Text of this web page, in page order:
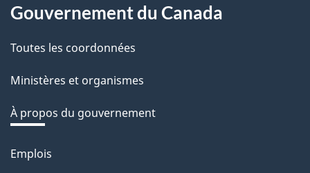
Gouvernement du Canada
Toutes les coordonnées
Ministères et organismes
À propos du gouvernement
Thèmes
Emplois